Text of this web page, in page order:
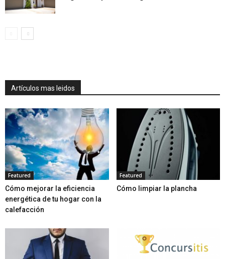
Artículos mas leidos
Featured
Cómo mejorar la eficiencia
energética de tu hogar con la
calefacción
Featured
Cómo limpiar la plancha